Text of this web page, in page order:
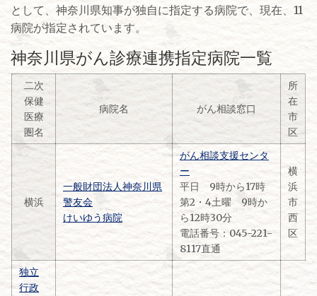
として、神奈川県知事が独自に指定する病院で、現在、11
病院が指定されています。
神奈川県がん診療連携指定病院一覧
二次
保健
医療
圏名
病院名 がん相談窓口
所
在
市
区
横浜
一般財団法人神奈川県
警友会
けいゆう病院
がん相談支援センタ
ー
平日 9時から17時
第2・4土曜 9時か
ら12時30分
電話番号：045-221-
8117直通
横
浜
市
西
区
独立
行政